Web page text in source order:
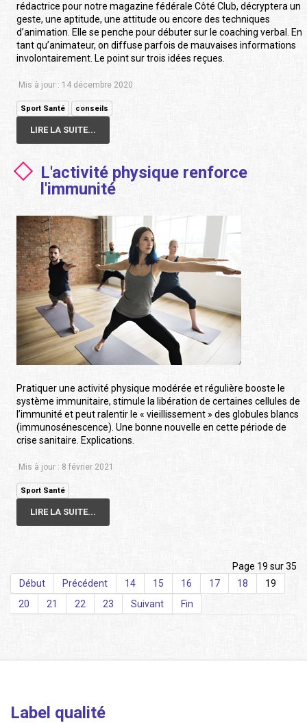
rédactrice pour notre magazine fédérale Côté Club, décryptera un
geste, une aptitude, une attitude ou encore des techniques
d’animation. Elle se penche pour débuter sur le coaching verbal. En
tant qu’animateur, on diffuse parfois de mauvaises informations
involontairement. Le point sur trois idées reçues.
Mis à jour : 14 décembre 2020
Sport Santé conseils
LIRE LA SUITE...
L'activité physique renforce
l'immunité
Pratiquer une activité physique modérée et régulière booste le
système immunitaire, stimule la libération de certaines cellules de
l’immunité et peut ralentir le « vieillissement » des globules blancs
(immunosénescence). Une bonne nouvelle en cette période de
crise sanitaire. Explications.
Mis à jour : 8 février 2021
Sport Santé
LIRE LA SUITE...
Page 19 sur 35
Début
Précédent 14 15 16 17 18
19
20
21 22 23 Suivant Fin
Label qualité